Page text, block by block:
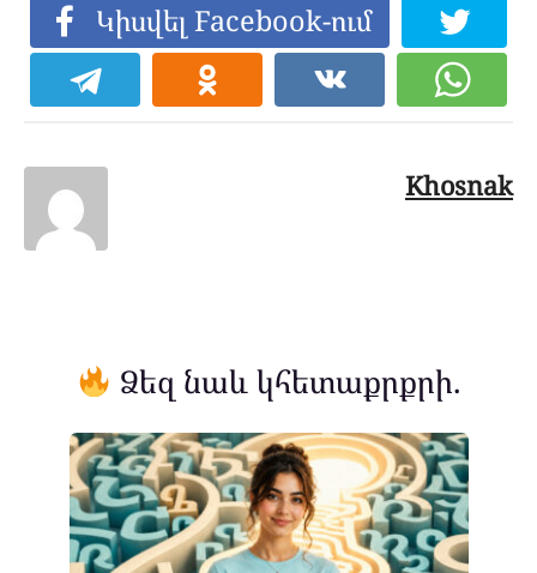
Կիսվել Facebook-ում
Khosnak
Ձեզ նաև կհետաքրքրի.